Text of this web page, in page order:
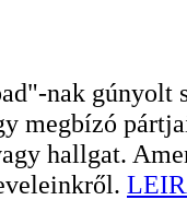
nak
megbízó
hallgat.